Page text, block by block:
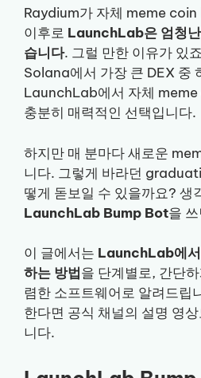
Raydium가 자체 meme
이후로 LaunchLab은 엄청
습니다. 그럴 만한 이유가 있
Solana에서 가장 큰 DEX 중
LaunchLab에서 자체 meme
충분히 매력적인 선택입니다.
하지만 매 분마다 새로운
니다. 그렇게 바라던
떻게 돋보일 수 있을까요? 생
LaunchLab Bump Bot을
이 글에서는 LaunchLab에
하는 방법을 단계별로, 간단
렴한 소프트웨어로 알려드립
한다면 공식 채널의 설명 영
니다.